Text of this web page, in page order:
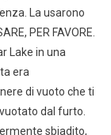
La usarono
PER FAVORE.
Lake in una
era
di vuoto che ti
dal furto.
sbiadito,